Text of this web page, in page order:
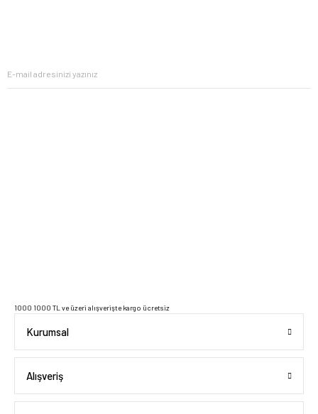
1000 1000 TL ve üzeri alışverişte kargo ücretsiz
Kurumsal
Alışveriş